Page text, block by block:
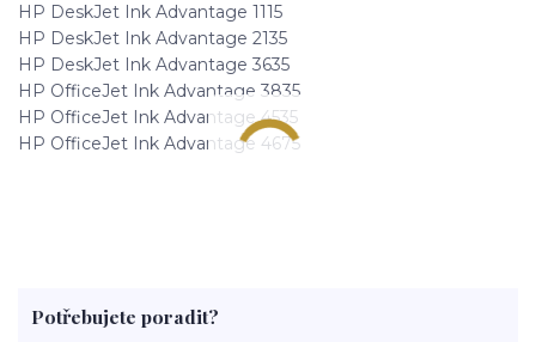
HP DeskJet Ink Advantage 1115
HP DeskJet Ink Advantage 2135
HP DeskJet Ink Advantage 3635
HP OfficeJet Ink Advantage 3835
HP OfficeJet Ink Advantage 4535
HP OfficeJet Ink Advantage 4675
Potřebujete poradit?